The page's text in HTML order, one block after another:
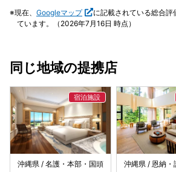
す。みんなにおすすめしようと思います
restaurant beside the BW hotel with
現在、 Googleマップ
に記載されている総合評
ています。（2026年7月16日 時点）
同じ地域の提携店
沖縄県 / 名護・本部・国頭 沖縄県 / 恩納・